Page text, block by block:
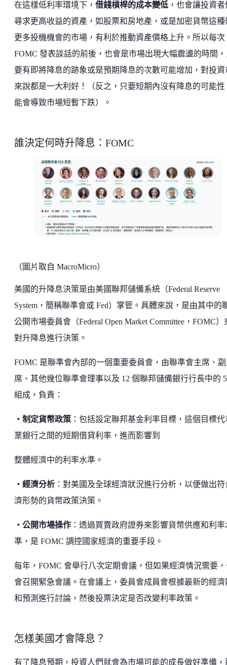
在這樣低利率環境下， 借錢槓桿的成本變低 ，也會讓投資
尋求更高收益的資產，如股票和房地產，或是加密貨幣這種
更多投機機會的市場，有利於推動資產價格上升。所以每次
FOMC 發表談話的前後，也會是市場出現大幅震盪的時間
要有即將降息的跡象或是預期降息的次數可能增加，對投資
來說都是一大利好！（反之，只要短期內沒有降息的可能性
能會導致市場短暫下跌）。
誰決定何時升降息：FOMC
（圖片取自 MacroMicro）
美國的升降息決策是由美國聯邦儲備系統（Federal Reserve
System，簡稱聯準會或 Fed）掌管。具體來說，是由其中的
公開市場委員會（Federal Open Market Committee，FOMC）
對升降息進行決策。
FOMC 是聯準會內部的一個重要委員會，由聯準會主席、
席、其他幾位聯準會理事以及 12 個聯邦儲備銀行行長中的
組成，負責：
・制定貨幣政策 ：包括設定聯邦基金利率目標，這個目標代
業銀行之間的短期借貸利率，進而影響到
整體經濟中的利率水準。
・經濟分析 ：對美國及全球經濟狀況進行分析，以便做出符
濟形勢的貨幣政策決策。
・公開市場操作 ：透過買賣政府證券來影響貨幣供應和利率
準，是 FOMC 調控國家經濟的重要手段。
每年，FOMC 會舉行八次定期會議，但如果經濟情況需要
會召開緊急會議。在會議上，委員會成員會根據最新的經濟
和預測進行討論，然後投票決定是否改變利率政策。
怎樣美國才會降息？
有了降息預期，投資人們就會為市場可能的成長做好準備，